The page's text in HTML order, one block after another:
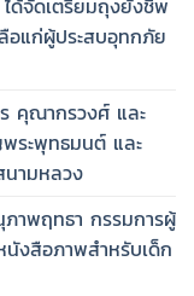
ด้จัดเตรียมถุงยังชีพ
อแก่ผู้ประสบอุทกภัย
คุณากรวงศ์ และ
ระพุทธมนต์ และ
ามหลวง
าพฤทธา กรรมการผู้
งสือภาพสำหรับเด็ก